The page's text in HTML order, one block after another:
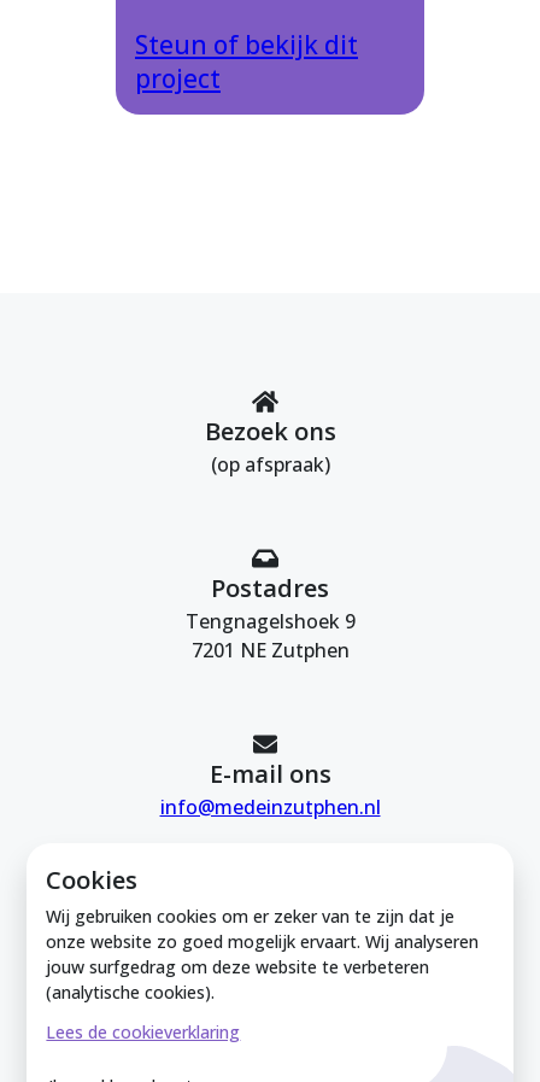
Cookies
Wij gebruiken cookies om er zeker van te zijn dat je
onze website zo goed mogelijk ervaart. Wij analyseren
jouw surfgedrag om deze website te verbeteren
(analytische cookies).
Lees de cookieverklaring
Steun of bekijk dit
project
Bezoek ons
(op afspraak)
Postadres
Tengnagelshoek 9
7201 NE Zutphen
E-mail ons
info@medeinzutphen.nl
Mede in Zutphen is onderdeel van de
Zutphense Uitdaging. KVK Zutphense
Uitdaging: 08212926